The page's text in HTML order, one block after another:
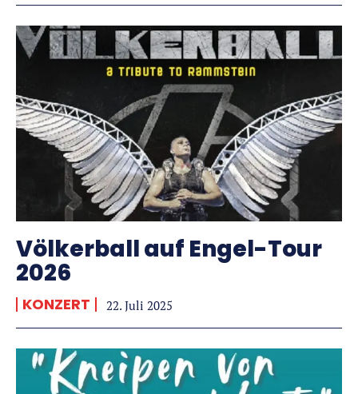
Völkerball auf Engel-Tour
2026
KONZERT 22. Juli 2025